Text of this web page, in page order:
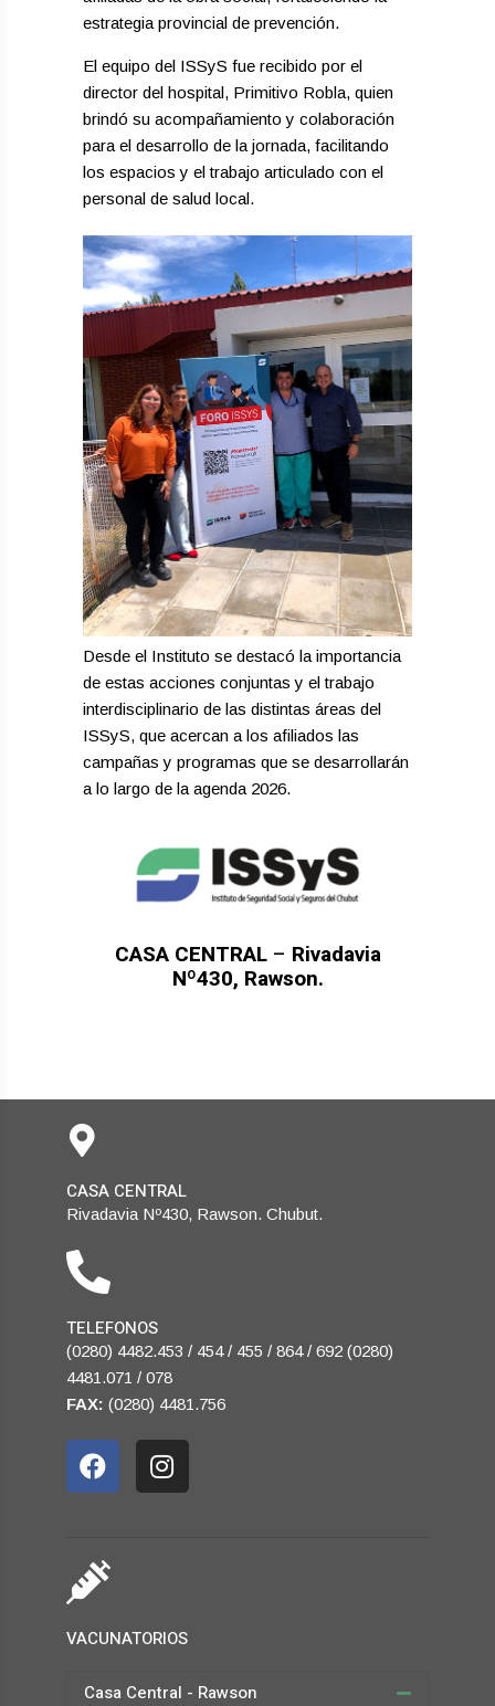
estrategia provincial de prevención.
El equipo del ISSyS fue recibido por el
director del hospital, Primitivo Robla, quien
brindó su acompañamiento y colaboración
para el desarrollo de la jornada, facilitando
los espacios y el trabajo articulado con el
personal de salud local.
Desde el Instituto se destacó la importancia
de estas acciones conjuntas y el trabajo
interdisciplinario de las distintas áreas del
ISSyS, que acercan a los afiliados las
campañas y programas que se desarrollarán
a lo largo de la agenda 2026.
CASA CENTRAL– Rivadavia
Nº430, Rawson.
CASA CENTRAL
Rivadavia Nº430, Rawson. Chubut.
TELEFONOS
(0280) 4482.453 / 454 / 455 / 864 / 692 (0280)
4481.071 / 078
FAX: (0280) 4481.756
VACUNATORIOS
Casa Central - Rawson